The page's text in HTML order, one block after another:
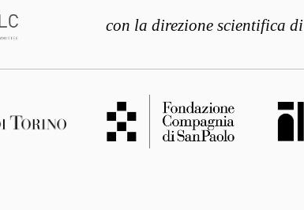
con la direzione scientifica di